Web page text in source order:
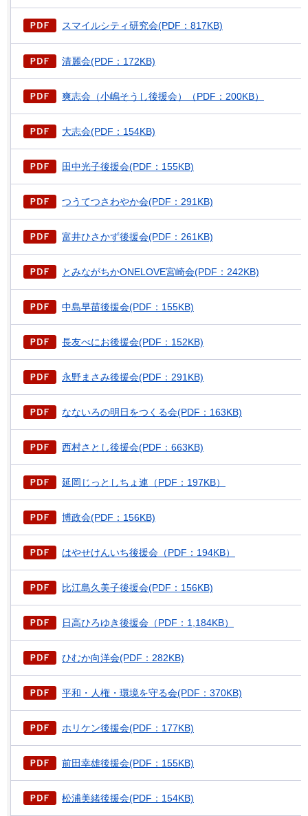
スマイルシティ研究会(PDF：817KB)
清麗会(PDF：172KB)
爽志会（小嶋そうし後援会）（PDF：200KB）
大志会(PDF：154KB)
田中光子後援会(PDF：155KB)
つうてつさわやか会(PDF：291KB)
富井ひさかず後援会(PDF：261KB)
とみながちかONELOVE宮崎会(PDF：242KB)
中島早苗後援会(PDF：155KB)
長友べにお後援会(PDF：152KB)
永野まさみ後援会(PDF：291KB)
なないろの明日をつくる会(PDF：163KB)
西村さとし後援会(PDF：663KB)
延岡じっとしちょ連（PDF：197KB）
博政会(PDF：156KB)
はやせけんいち後援会（PDF：194KB）
比江島久美子後援会(PDF：156KB)
日高ひろゆき後援会（PDF：1,184KB）
ひむか向洋会(PDF：282KB)
平和・人権・環境を守る会(PDF：370KB)
ホリケン後援会(PDF：177KB)
前田幸雄後援会(PDF：155KB)
松浦美緒後援会(PDF：154KB)